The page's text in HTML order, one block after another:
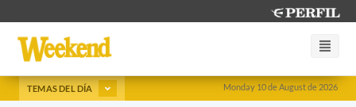
Monday 10 de August de 2026
TEMAS DEL DÍA